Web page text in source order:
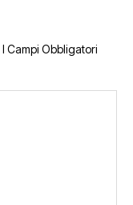
I Campi Obbligatori